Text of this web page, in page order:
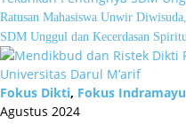
Ratusan Mahasiswa Unwir
SDM Unggul dan Kecerdasan
Fokus Dikti, Fokus Indramayu
Agustus 2024